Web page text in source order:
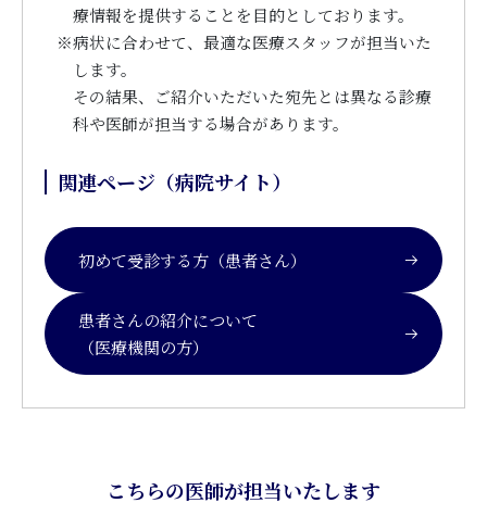
療情報を提供することを目的としております。
※病状に合わせて、最適な医療スタッフが担当いた
します。
その結果、ご紹介いただいた宛先とは異なる診療
科や医師が担当する場合があります。
関連ページ（病院サイト）
初めて受診する方（患者さん）
患者さんの紹介について
（医療機関の方）
こちらの医師が担当いたします